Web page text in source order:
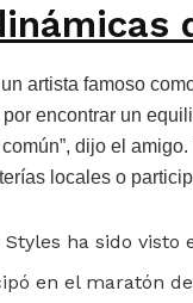
artista famoso
por encontrar un
dijo el
locales o
Styles ha sido visto
en el maratón